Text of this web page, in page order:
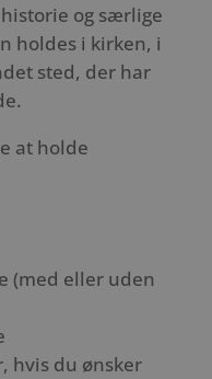
og særlige
holdes i kirken, i
sted, der har
at holde
(med eller uden
hvis du ønsker